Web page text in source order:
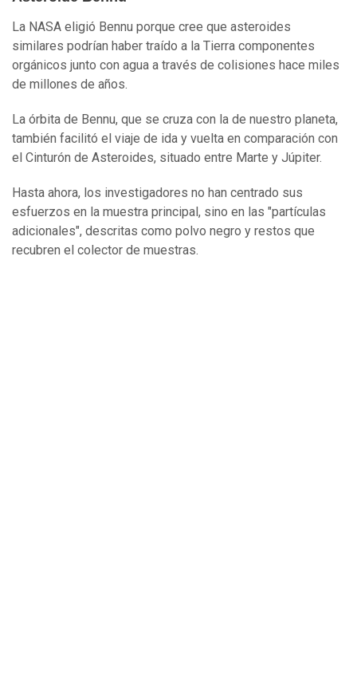
La NASA eligió Bennu porque cree que asteroides
similares podrían haber traído a la Tierra componentes
orgánicos junto con agua a través de colisiones hace miles
de millones de años.
La órbita de Bennu, que se cruza con la de nuestro planeta,
también facilitó el viaje de ida y vuelta en comparación con
el Cinturón de Asteroides, situado entre Marte y Júpiter.
Hasta ahora, los investigadores no han centrado sus
esfuerzos en la muestra principal, sino en las "partículas
adicionales", descritas como polvo negro y restos que
recubren el colector de muestras.